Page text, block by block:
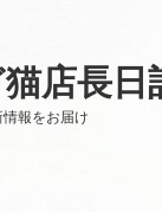
店長日
報をお届け